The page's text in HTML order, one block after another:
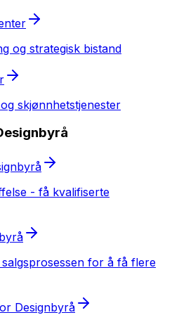
og strategisk bistand
skjønnhetstjenester
- få kvalifiserte
for å få flere
Designbyrå